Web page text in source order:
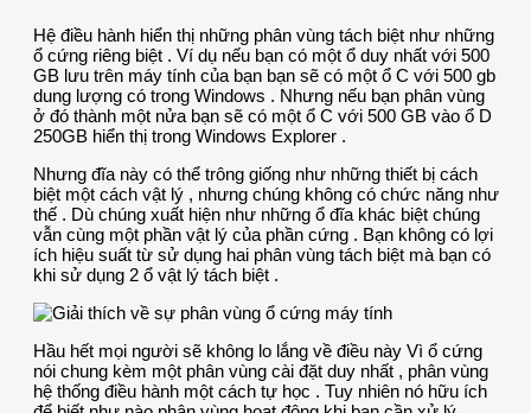
Hệ điều hành hiển thị những phân vùng tách biệt như những
ổ cứng riêng biệt . Ví dụ nếu bạn có một ổ duy nhất với 500
GB lưu trên máy tính của bạn bạn sẽ có một ổ C với 500 gb
dung lượng có trong Windows . Nhưng nếu bạn phân vùng
ở đó thành một nửa bạn sẽ có một ổ C với 500 GB vào ổ D
250GB hiển thị trong Windows Explorer .
Nhưng đĩa này có thể trông giống như những thiết bị cách
biệt một cách vật lý , nhưng chúng không có chức năng như
thế . Dù chúng xuất hiện như những ổ đĩa khác biệt chúng
vẫn cùng một phần vật lý của phần cứng . Bạn không có lợi
ích hiệu suất từ sử dụng hai phân vùng tách biệt mà bạn có
khi sử dụng 2 ổ vật lý tách biệt .
Hầu hết mọi người sẽ không lo lắng về điều này Vì ổ cứng
nói chung kèm một phân vùng cài đặt duy nhất , phân vùng
hệ thống điều hành một cách tự học . Tuy nhiên nó hữu ích